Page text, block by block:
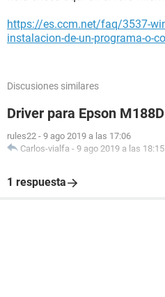
https://es.ccm.net/faq/3537-
instalacion-de-un-programa-o-
Discusiones similares
Driver para Epson
rules22 - 9 ago 2019 a las 17:06
Carlos-vialfa - 9 ago 2019 a las 18:15
1 respuesta